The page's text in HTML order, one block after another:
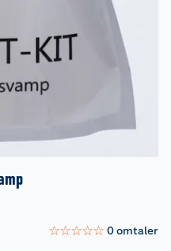
☆☆☆☆☆ 0omtaler